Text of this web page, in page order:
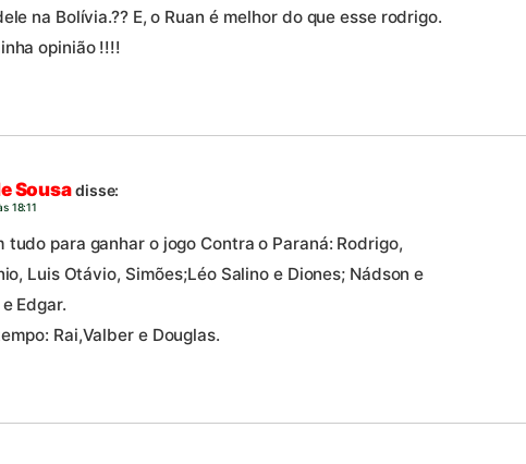
na Bolívia.?? E, o Ruan é melhor do que esse rodrigo.
opinião !!!!
Sousadisse:
18:11
tudo para ganhar o jogo Contra o Paraná: Rodrigo,
Luis Otávio, Simões;Léo Salino e Diones; Nádson e
Edgar.
Rai,Valber e Douglas.